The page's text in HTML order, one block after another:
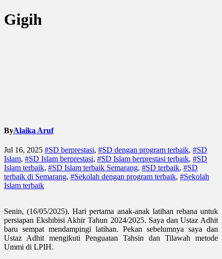
Gigih
ByAlaika Aruf
Jul 16, 2025 #SD berprestasi, #SD dengan program terbaik, #SD
Islam, #SD Islam berprestasi, #SD Islam berprestasi terbaik, #SD
Islam terbaik, #SD Islam terbaik Semarang, #SD terbaik, #SD
terbaik di Semarang, #Sekolah dengan program terbaik, #Sekolah
Islam terbaik
Senin, (16/05/2025). Hari pertama anak-anak latihan rebanauntuk
persiapan EkshibisiAkhirTahun 2024/2025. Saya dan Ustaz Adhit
baru sempat mendampingi latihan. Pekan sebelumnya saya dan
Ustaz Adhit mengikuti Penguatan Tahsin dan Tilawah metode
Ummi di LPIH.